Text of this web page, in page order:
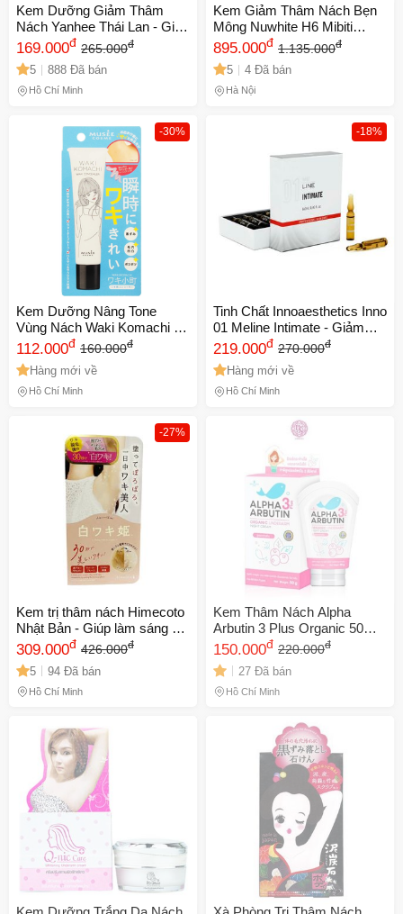
Kem Dưỡng Giảm Thâm
Nách Yanhee Thái Lan - Giúp
Da Dưới Cánh Tay Trắng
Sáng, Mịn Màu và Chăm Sóc
Dịu Nhẹ
169.000đ 265.000đ
5 888 Đã bán
Hồ Chí Minh
Kem Giảm Thâm Nách Bẹn
Mông Nuwhite H6 Mibiti
Prudente 5ml - Làm Trắng Da
Nhạy Cảm, Phục Hồi Sức
Sống Cho Da
895.000đ 1.135.000đ
5 4 Đã bán
Hà Nội
-30%
Kem Dưỡng Nâng Tone
Vùng Nách Waki Komachi -
Kem Trị Thâm Giúp Da Dưới
Cánh Tay Đều Màu, Dưỡng
Ẩm Mịn Màng, Hương Thơm
Nhẹ
112.000đ 160.000đ
Hàng mới về
Hồ Chí Minh
-18%
Tinh Chất Innoaesthetics Inno
01 Meline Intimate - Giảm
Thâm Da Vùng Nhạy Cảm,
Làm Hồng Nách, Bikini, An
Toàn Từ Thiên Nhiên
219.000đ 270.000đ
Hàng mới về
Hồ Chí Minh
-27%
Kem trị thâm nách Himecoto
Nhật Bản - Giúp làm sáng da
vùng dưới cánh tay, cải thiện
tình trạng thâm sạm, an toàn
và hiệu quả.
309.000đ 426.000đ
5 94 Đã bán
Hồ Chí Minh
Kem Thâm Nách Alpha
Arbutin 3 Plus Organic 50G -
Giúp Làm Sáng Vùng Nách,
Dưỡng Ẩm Tự Nhiên, Chăm
Sóc Da Mềm Mại
150.000đ 220.000đ
27 Đã bán
Hồ Chí Minh
🎁 Đừng Bỏ Lỡ! 🎁